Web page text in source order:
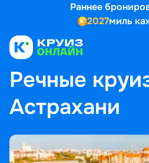
Раннее
2027миль
ГЛАВНАЯ • ПОПУЛЯРНЫЕ НАПРАВЛЕНИЯ
РЕЧНЫЕ КРУИЗЫ ИЗ АСТРАХАНИ
Речные
Астрахани